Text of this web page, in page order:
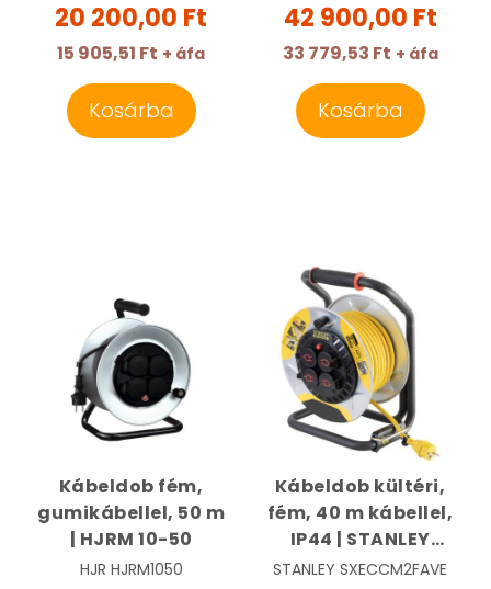
20 200,00 Ft
15 905,51 Ft + áfa
Kosárba
42 900,00 Ft
33 779,53 Ft + áfa
Kosárba
Kábeldob fém,
gumikábellel, 50 m
| HJRM 10-50
HJR HJRM1050
Kábeldob kültéri,
fém, 40 m kábellel,
IP44 | STANLEY
SXECCM2FAVE
STANLEY SXECCM2FAVE